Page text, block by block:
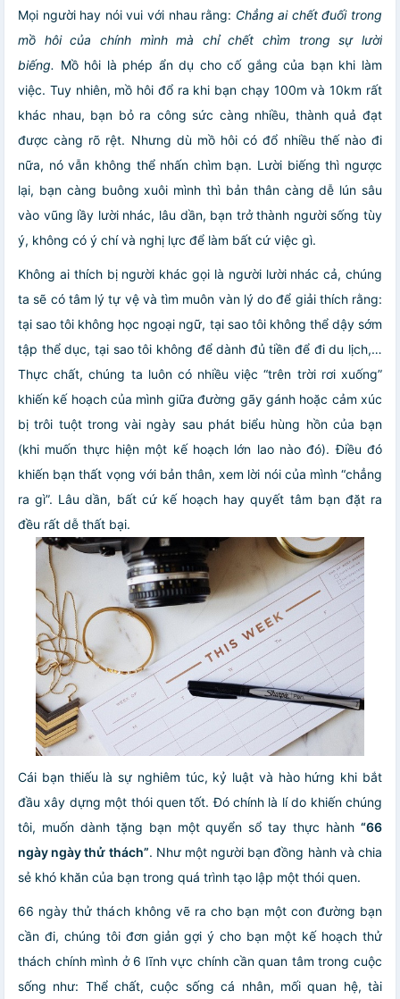
Mọi người hay nói vui với nhau rằng: Chẳng ai chết đuối trong
mồ hôi của chính mình mà chỉ chết chìm trong sự lười
biếng. Mồ hôi là phép ẩn dụ cho cố gắng của bạn khi làm
việc. Tuy nhiên, mồ hôi đổ ra khi bạn chạy 100m và 10km rất
khác nhau, bạn bỏ ra công sức càng nhiều, thành quả đạt
được càng rõ rệt. Nhưng dù mồ hôi có đổ nhiều thế nào đi
nữa, nó vẫn không thể nhấn chìm bạn. Lười biếng thì ngược
lại, bạn càng buông xuôi mình thì bản thân càng dễ lún sâu
vào vũng lầy lười nhác, lâu dần, bạn trở thành người sống tùy
ý, không có ý chí và nghị lực để làm bất cứ việc gì.
Không ai thích bị người khác gọi là người lười nhác cả, chúng
ta sẽ có tâm lý tự vệ và tìm muôn vàn lý do để giải thích rằng:
tại sao tôi không học ngoại ngữ, tại sao tôi không thể dậy sớm
tập thể dục, tại sao tôi không để dành đủ tiền để đi du lịch,…
Thực chất, chúng ta luôn có nhiều việc “trên trời rơi xuống”
khiến kế hoạch của mình giữa đường gãy gánh hoặc cảm xúc
bị trôi tuột trong vài ngày sau phát biểu hùng hồn của bạn
(khi muốn thực hiện một kế hoạch lớn lao nào đó). Điều đó
khiến bạn thất vọng với bản thân, xem lời nói của mình “chẳng
ra gì”. Lâu dần, bất cứ kế hoạch hay quyết tâm bạn đặt ra
đều rất dễ thất bại.
Cái bạn thiếu là sự nghiêm túc, kỷ luật và hào hứng khi bắt
đầu xây dựng một thói quen tốt. Đó chính là lí do khiến chúng
tôi, muốn dành tặng bạn một quyển sổ tay thực hành “66
ngày ngày thử thách”. Như một người bạn đồng hành và chia
sẻ khó khăn của bạn trong quá trình tạo lập một thói quen.
66 ngày thử thách không vẽ ra cho bạn một con đường bạn
cần đi, chúng tôi đơn giản gợi ý cho bạn một kế hoạch thử
thách chính mình ở 6 lĩnh vực chính cần quan tâm trong cuộc
sống như: Thể chất, cuộc sống cá nhân, mối quan hệ, tài